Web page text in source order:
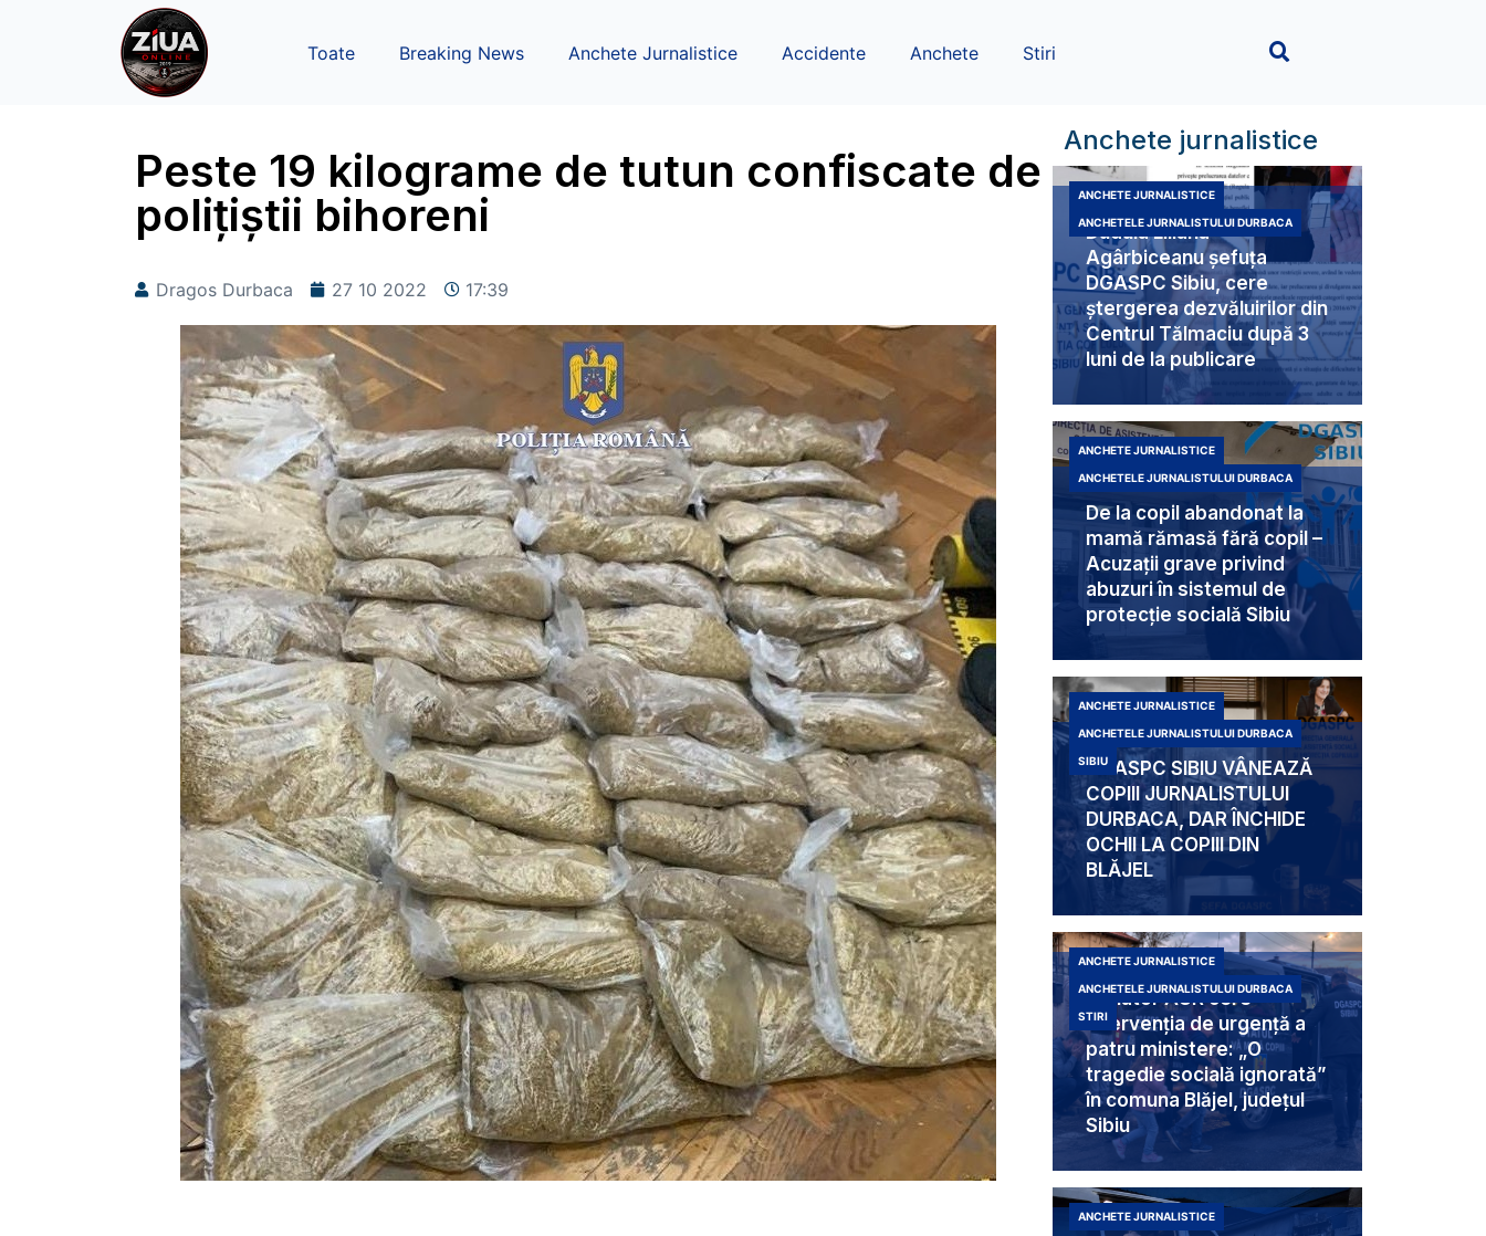
Toate Breaking News Anchete Jurnalistice Accidente Anchete Stiri
Peste 19 kilograme de tutun confiscate de
polițiștii bihoreni
Dragos Durbaca 27 10 2022 17:39
Anchete jurnalistice
Duduia Liliana
Agârbiceanu șefuța
DGASPC Sibiu, cere
ștergerea dezvăluirilor din
Centrul Tălmaciu după 3
luni de la publicare
ANCHETE JURNALISTICE
ANCHETELE JURNALISTULUI DURBACA
De la copil abandonat la
mamă rămasă fără copil –
Acuzații grave privind
abuzuri în sistemul de
protecție socială Sibiu
ANCHETE JURNALISTICE
ANCHETELE JURNALISTULUI DURBACA
DGASPC SIBIU VÂNEAZĂ
COPIII JURNALISTULUI
DURBACA, DAR ÎNCHIDE
OCHII LA COPIII DIN
BLĂJEL
ANCHETE JURNALISTICE
ANCHETELE JURNALISTULUI DURBACA
SIBIU
Senator AUR cere
intervenția de urgență a
patru ministere: „O
tragedie socială ignorată”
în comuna Blăjel, județul
Sibiu
ANCHETE JURNALISTICE
ANCHETELE JURNALISTULUI DURBACA
STIRI
ANCHETE JURNALISTICE